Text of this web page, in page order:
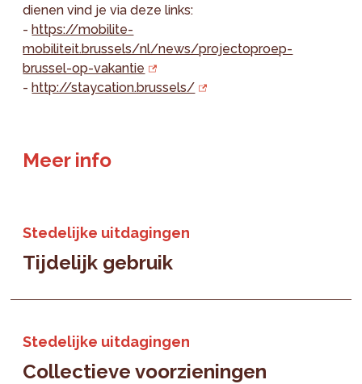
dienen vind je via deze links:
-https://mobilite-
mobiliteit.brussels/nl/news/projectoproep-
brussel-op-vakantie
-http://staycation.brussels/
Meer info
Stedelijke uitdagingen
Tijdelijk gebruik
Stedelijke uitdagingen
Collectieve voorzieningen